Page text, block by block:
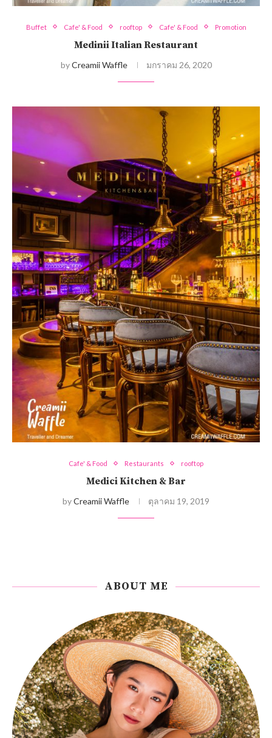
Buffet Cafe' & Food rooftop Cafe' & Food Promotion
Medinii Italian Restaurant
byCreamii Waffle มกราคม 26, 2020
Cafe' & Food Restaurants rooftop
Medici Kitchen & Bar
byCreamii Waffle ตุลาคม 19, 2019
ABOUT ME